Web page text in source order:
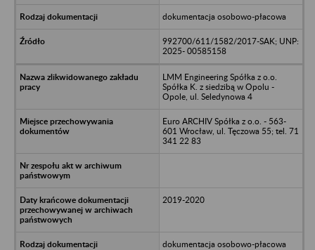
dokumentacja osobowo-płacowa
992700/611/1582/2017-SAK; UNP:
2025- 00585158
LMM Engineering Spółka z o.o.
Spółka K. z siedzibą w Opolu -
Opole, ul. Seledynowa 4
Euro ARCHIV Spółka z o.o. - 563-
601 Wrocław, ul. Tęczowa 55; tel. 71
341 22 83
2019-2020
dokumentacja osobowo-płacowa